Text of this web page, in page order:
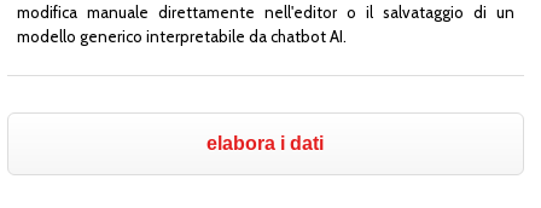
modifica manuale direttamente nell'editor o il salvataggio di un
modello generico interpretabile da chatbot AI.